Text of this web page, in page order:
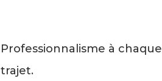
Professionnalisme à chaque
trajet.